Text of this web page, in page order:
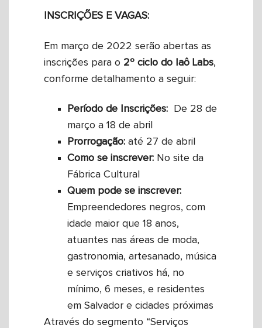
INSCRIÇÕES E VAGAS:
Em março de 2022 serão abertas as
inscrições para o 2º ciclo do Iaô Labs,
conforme detalhamento a seguir:
Período de Inscrições:
De 28 de
março a 18 de abril
Prorrogação: até 27 de abril
Como se inscrever: No site da
Fábrica Cultural
Quem pode se inscrever:
Empreendedores negros, com
idade maior que 18 anos,
atuantes nas áreas de moda,
gastronomia, artesanado, música
e serviços criativos há, no
mínimo, 6 meses, e residentes
em Salvador e cidades próximas
Através do segmento “Serviços